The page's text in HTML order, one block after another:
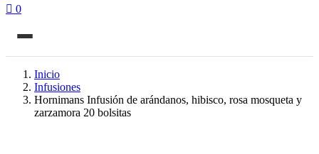
 0
Inicio
Infusiones
Hornimans Infusión de arándanos, hibisco, rosa mosqueta y
zarzamora 20 bolsitas